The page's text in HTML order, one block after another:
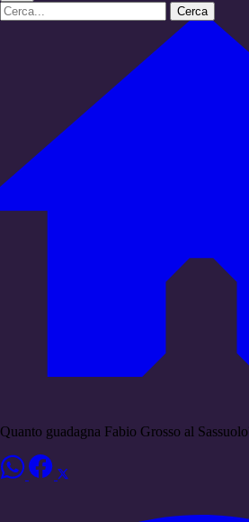
Cerca
Quanto guadagna Fabio Grosso al